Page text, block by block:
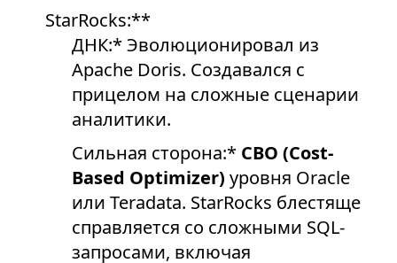
StarRocks:**
ДНК:* Эволюционировал из
Apache Doris. Создавался с
прицелом на сложные сценарии
аналитики.
Сильная сторона:* CBO (Cost-
Based Optimizer) уровня Oracle
или Teradata. StarRocks блестяще
справляется со сложными SQL-
запросами, включая